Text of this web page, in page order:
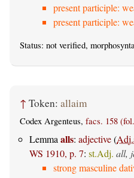
present participle:
present participle:
Status: not verified,
↑ Token: allaim
Codex Argenteus, facs. 158
Lemma alls: adjective(
WS 1910, p. 7: st.Adj. all,
strong masculine